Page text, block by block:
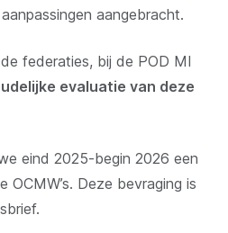
aangebracht.
federaties, bij de POD MI
evaluatie van deze
eind 2025-begin 2026 een
OCMW’s. Deze bevraging is